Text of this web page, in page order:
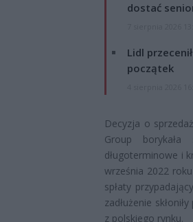
dostać
Lidl
początek
Decyzja o
Group
długoterminowe i
września 2022
spłaty
zadłużenie
z polskiego rynku.